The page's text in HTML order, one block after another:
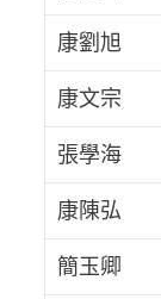
康劉旭
康文宗
張學海
康陳弘
簡玉卿